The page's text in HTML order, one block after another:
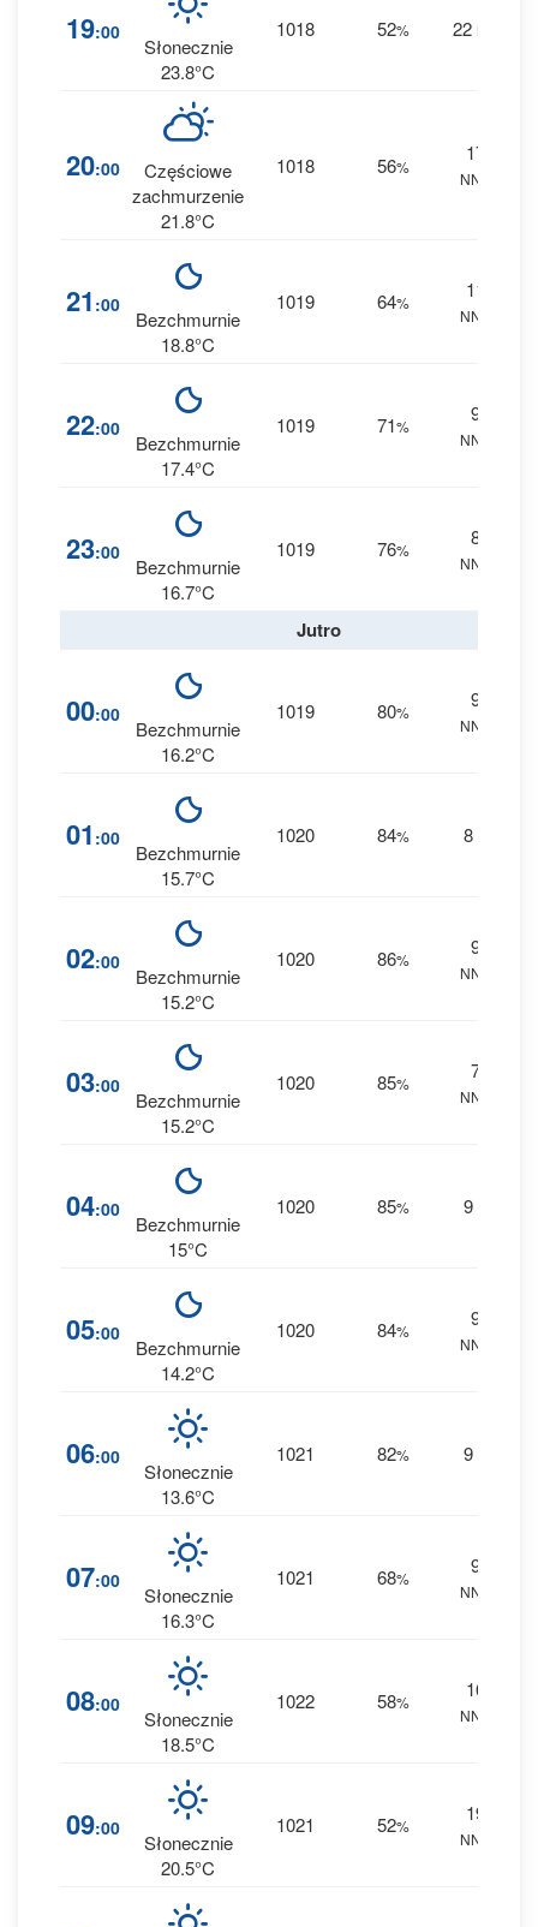
19:00
Słonecznie
23.8°C
1018 52% 22
20:00
Częściowe
zachmurzenie
21.8°C
1018 56%
17
NNE
21 :00
Bezchmurnie
18.8°C
1019 64%
11
NNE
22:00
Bezchmurnie
17.4°C
1019 71%
9
NNE
23:00
Bezchmurnie
16.7°C
1019 76%
8
NNE
Jutro
00:00
Bezchmurnie
16.2°C
1019 80%
9
NNE
01 :00
Bezchmurnie
15.7°C
1020 84% 8
02:00
Bezchmurnie
15.2°C
1020 86%
9
NNE
03:00
Bezchmurnie
15.2°C
1020 85%
7
NNE
04:00
Bezchmurnie
15°C
1020 85% 9
05:00
Bezchmurnie
14.2°C
1020 84%
9
NNE
06:00
Słonecznie
13.6°C
1021 82% 9
07:00
Słonecznie
16.3°C
1021 68%
9
NNE
08:00
Słonecznie
18.5°C
1022 58%
16
NNE
09:00
Słonecznie
20.5°C
1021 52%
19
NNE